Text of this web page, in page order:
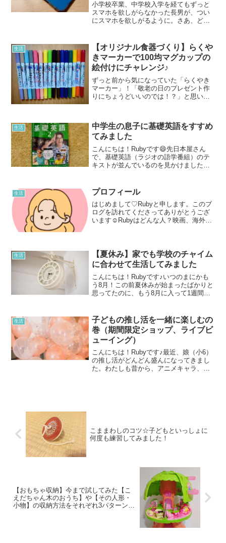
小学校卒業、中学校入学を経てもずっと
スマホを欲しがらなかった長男が、つい
にスマホを欲しがるように。さあ、どれ
事、長男のスマホデビューが完了！
生活
【オリジナル食器づくり】らくや
きマーカーで100均マグカップの
絵付けにチャレンジ♪
ずっと前から気になっていた「らくやき
マーカー」！「敬老の日のプレゼント作
りにちょうどいいのでは！？」と思い、
ナル食器が完成しました！オーブンOKの
ものであれば、どんな食...
生活
中学生の息子に基礎英語をすすめ
てみました
こんにちは！Rubyです😄先日本屋さん
で、基礎英語（ラジオの語学番組）のテ
キストが並んでいるのを見かけました。
子にすすめてみてもいいかも！」とひら
めきました💡さっそく隣...
生活 プロフィール
はじめまして♡Rubyと申します。このブ
ログを訪れてくださってありがとうござ
います☺Rubyはどんな人？映画、海外ド
音楽会にも行っ...
生活
【夏休み】家でも学校のチャイム
に合わせて生活してみました
こんにちは！Rubyです♪いつのまにかも
う8月！この前夏休みが始まったばかりと
思ってたのに、もう8月に入って1週間が
息子が息子もし学校の時間割どおりに生
活したら、数日...
生活
子どもの推し活を一緒に楽しむの
巻（期間限定ショップ、ライブビ
ューイング）
こんにちは！Rubyです♪最近、娘（小6）
の推し活がどんどん盛んになってきまし
た。わたしも昔から、アニメキャラ、ア
こままわしのコツ☆子どもといっしょに
何度も練習してみました！
【おもちゃ収納】今まで試してみた【こ
えだちゃん木のおうち】や【その人形・
小物】の収納方法をそれぞれ3パターンご